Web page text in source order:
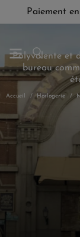
Paiement
Accueil Horlogerie
Polyvalente et
bureau